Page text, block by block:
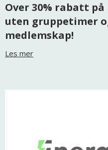
Over 30% rabatt
uten gruppetimer
medlemskap!
Les mer